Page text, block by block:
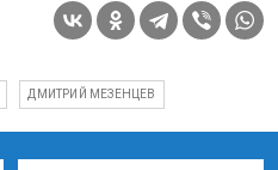
ДМИТРИЙ МЕЗЕНЦЕВ